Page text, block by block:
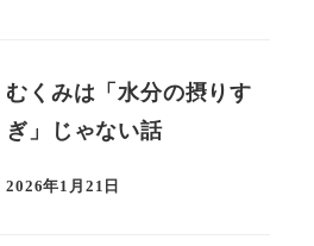
むくみは「水分の摂りす
ぎ」じゃない話
2026年1月21日